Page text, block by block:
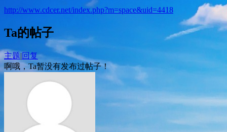
http://www.cdcer.net/index.php?m=space&uid=4418
Ta的帖子
主题|回复
啊哦，Ta暂没有发布过帖子！